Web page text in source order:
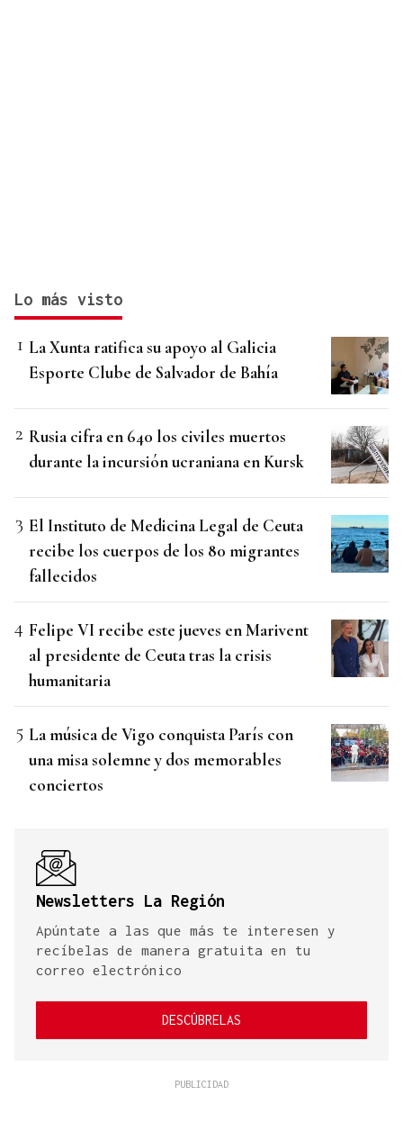
Lo más visto
La Xunta ratifica su apoyo al Galicia
Esporte Clube de Salvador de Bahía
Rusia cifra en 640 los civiles muertos
durante la incursión ucraniana en Kursk
El Instituto de Medicina Legal de Ceuta
recibe los cuerpos de los 80 migrantes
fallecidos
Felipe VI recibe este jueves en Marivent
al presidente de Ceuta tras la crisis
humanitaria
La música de Vigo conquista París con
una misa solemne y dos memorables
conciertos
Newsletters La Región
Apúntate a las que más te interesen y
recíbelas de manera gratuita en tu
correo electrónico
DESCÚBRELAS